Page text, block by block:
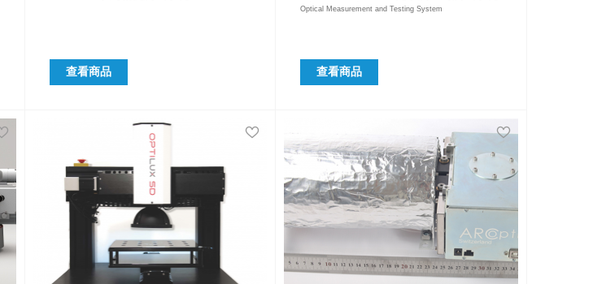
查看商品
Optical Measurement and Testing System
查看商品